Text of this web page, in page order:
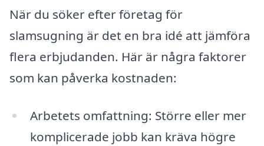
När du söker efter företag för
slamsugning är det en bra idé att jämföra
flera erbjudanden. Här är några faktorer
som kan påverka kostnaden:
Arbetets omfattning: Större eller mer
komplicerade jobb kan kräva högre